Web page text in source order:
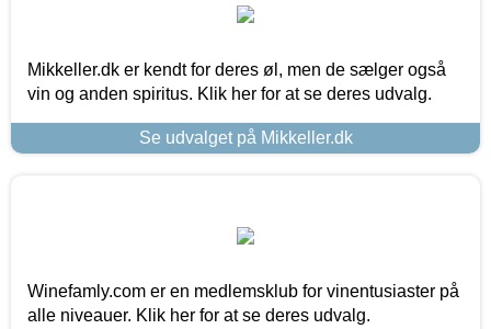
Mikkeller.dk er kendt for deres øl, men de sælger også
vin og anden spiritus. Klik her for at se deres udvalg.
Se udvalget på Mikkeller.dk
Winefamly.com er en medlemsklub for vinentusiaster på
alle niveauer. Klik her for at se deres udvalg.